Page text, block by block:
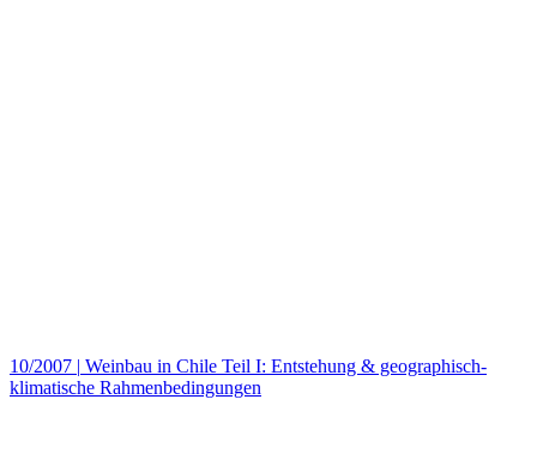
10/2007 | Weinbau in Chile Teil I: Entstehung & geographisch-
klimatische Rahmenbedingungen